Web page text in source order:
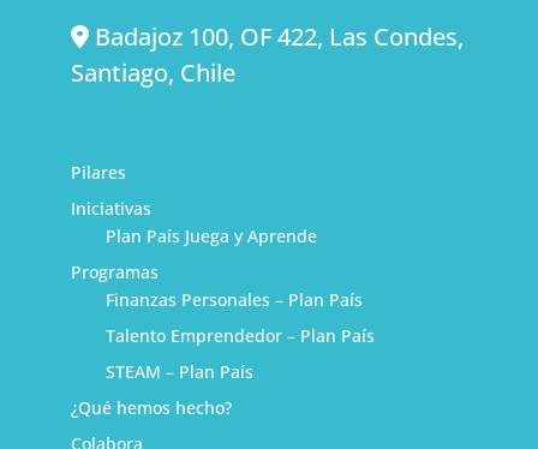
Badajoz 100, OF 422, Las Condes,
Santiago, Chile
Pilares
Iniciativas
Plan País Juega y Aprende
Programas
Finanzas Personales – Plan País
Talento Emprendedor – Plan País
STEAM – Plan País
¿Qué hemos hecho?
Colabora